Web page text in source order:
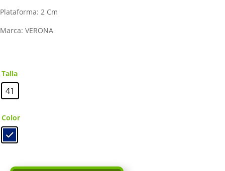
Plataforma: 2 Cm
Marca: VERONA
Talla
41
Color